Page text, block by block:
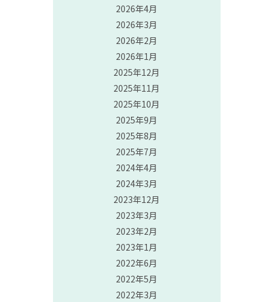
2026年4月
2026年3月
2026年2月
2026年1月
2025年12月
2025年11月
2025年10月
2025年9月
2025年8月
2025年7月
2024年4月
2024年3月
2023年12月
2023年3月
2023年2月
2023年1月
2022年6月
2022年5月
2022年3月